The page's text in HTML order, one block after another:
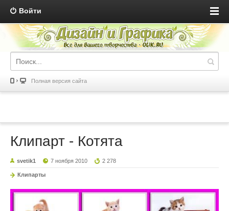
Войти
Полная версия сайта
Клипарт - Котята
svetik1 7 ноября 2010 2 278
Клипарты